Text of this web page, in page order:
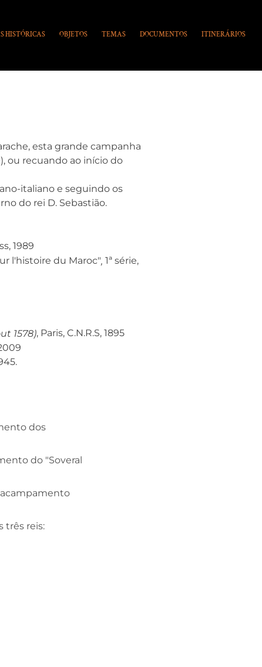
HISTÓRICAS OBJETOS TEMAS DOCUMENTOS ITINERÁRIOS
esta grande campanha
ou recuando ao início do
italiano e seguindo os
do rei D. Sebastião.
1989
l'histoire du Maroc", 1ª série,
1578), Paris, C.N.R.S, 1895
dos
do "Soveral
três reis: